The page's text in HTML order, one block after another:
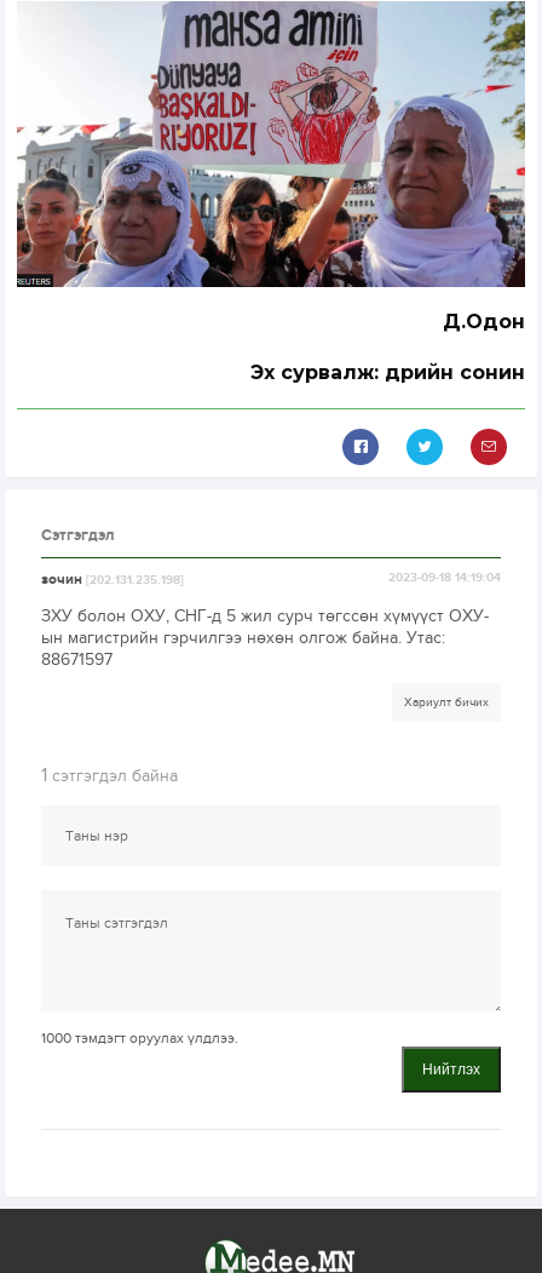
Д.Одон
Эх сурвалж: Өдрийн сонин
Сэтгэгдэл
зочин[202.131.235.198] 2023-09-18 14:19:04
ЗХУ болон ОХУ, СНГ-д 5 жил сурч төгссөн хүмүүст ОХУ-
ын магистрийн гэрчилгээ нөхөн олгож байна. Утас:
88671597
Хариулт бичих
1 сэтгэгдэл байна
1000 тэмдэгт оруулах үлдлээ.
Нийтлэх